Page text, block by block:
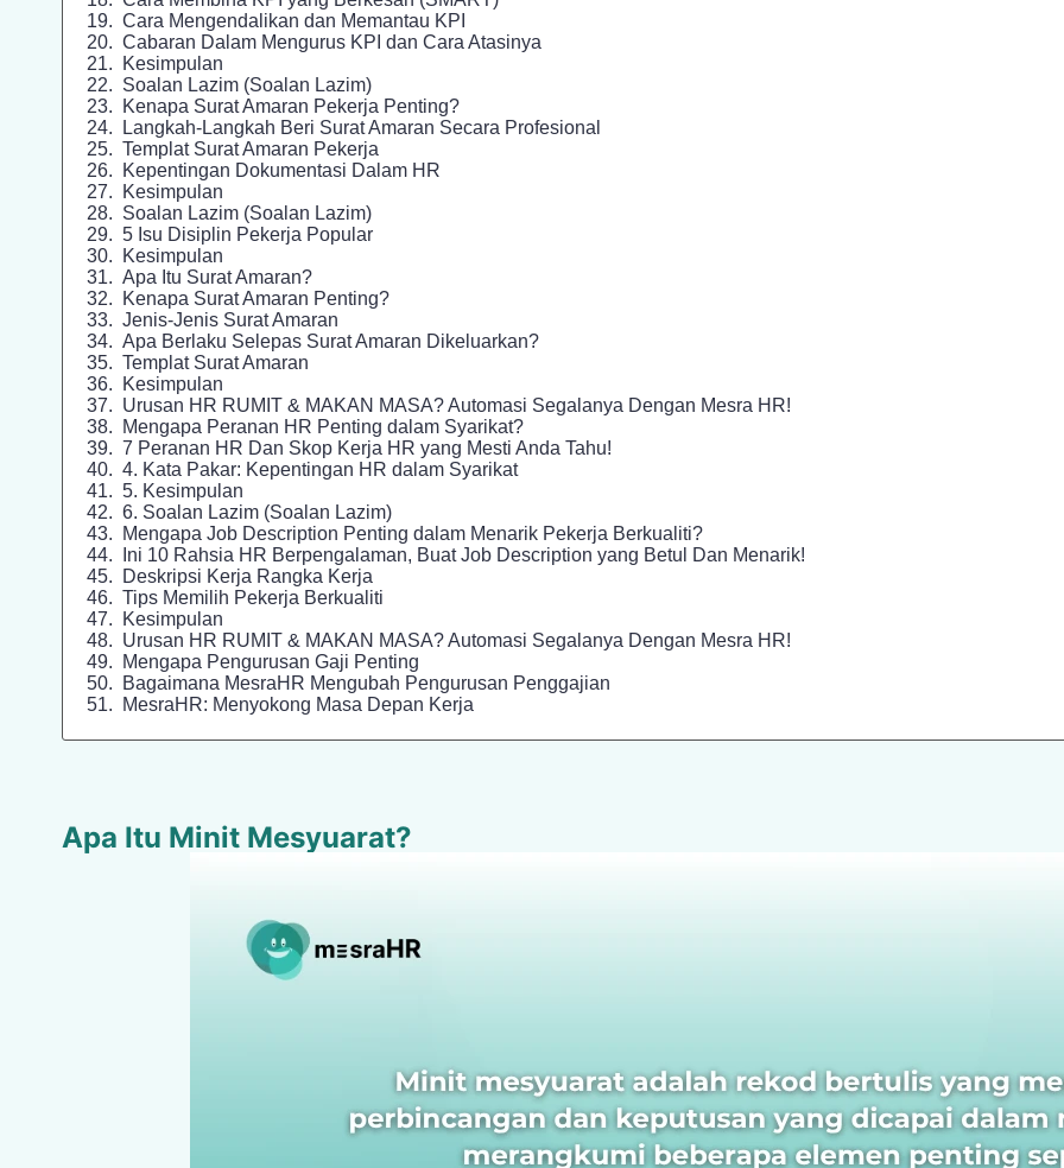
Cara Mengendalikan dan Memantau KPI
Cabaran Dalam Mengurus KPI dan Cara Atasinya
Kesimpulan
Soalan Lazim (Soalan Lazim)
Kenapa Surat Amaran Pekerja Penting?
Langkah-Langkah Beri Surat Amaran Secara Profesional
Templat Surat Amaran Pekerja
Kepentingan Dokumentasi Dalam HR
Kesimpulan
Soalan Lazim (Soalan Lazim)
5 Isu Disiplin Pekerja Popular
Kesimpulan
Apa Itu Surat Amaran?
Kenapa Surat Amaran Penting?
Jenis-Jenis Surat Amaran
Apa Berlaku Selepas Surat Amaran Dikeluarkan?
Templat Surat Amaran
Kesimpulan
Urusan HR RUMIT & MAKAN MASA? Automasi Segalanya Dengan Mesra HR!
Mengapa Peranan HR Penting dalam Syarikat?
7 Peranan HR Dan Skop Kerja HR yang Mesti Anda Tahu!
4. Kata Pakar: Kepentingan HR dalam Syarikat
5. Kesimpulan
6. Soalan Lazim (Soalan Lazim)
Mengapa Job Description Penting dalam Menarik Pekerja Berkualiti?
Ini 10 Rahsia HR Berpengalaman, Buat Job Description yang Betul Dan Menarik!
Deskripsi Kerja Rangka Kerja
Tips Memilih Pekerja Berkualiti
Kesimpulan
Urusan HR RUMIT & MAKAN MASA? Automasi Segalanya Dengan Mesra HR!
Mengapa Pengurusan Gaji Penting
Bagaimana MesraHR Mengubah Pengurusan Penggajian
MesraHR: Menyokong Masa Depan Kerja
Apa Itu Minit Mesyuarat?